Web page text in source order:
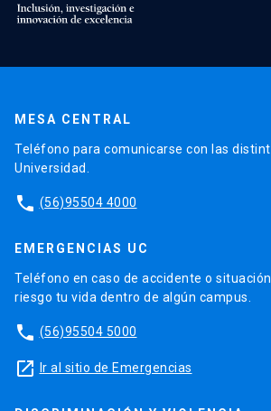
MESA CENTRAL
Teléfono para comunicarse con las
Universidad.
phone (56)95504 4000
EMERGENCIAS UC
Teléfono en caso de accidente o
riesgo tu vida dentro de algún campus.
phone (56)95504 5000
launch Ir al sitio de Emergencias